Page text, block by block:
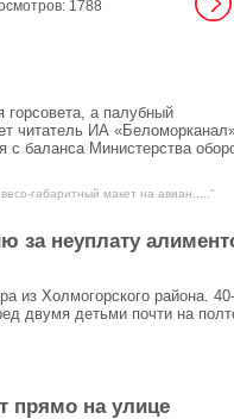
1788
горсовета, а палубный
читатель ИА
с баланса Министерства
габаритный макет на авиан....."
за неуплату
из Холмогорского района. 40-
двумя детьми почти на
прямо на улице